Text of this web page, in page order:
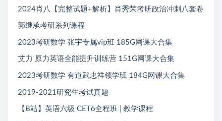
2024肖八【完整试题+解析】肖秀荣考研政治冲刺八套卷
郭继承考研系列课程
2023考研数学 张宇专属vip班 185G网课大合集
艾力 原力英语全能提升训练营 151G网课大合集
2023考研数学 有道武忠祥领学班 184G网课大合集
2019-2021研究生考试真题
【B站】英语六级 CET6全程班 | 教学课程